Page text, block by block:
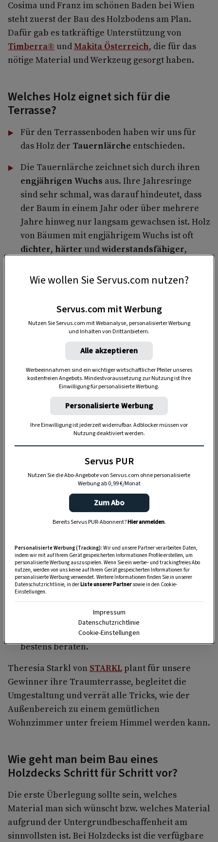
Cosima und Franz im schönen Baden bei Wien
steht zuerst der Bau des Holzbodens am Plan.
Dafür gab es tatkräftige Unterstützung von
Timberra® undMakita Österreich, die für das
nötige Material und Werkzeug gesorgt haben.
Welches Holz eignet sich für die
Terrasse?
Für den Terrassenboden haben wir uns für
das Holz der Tauernlärche entschieden.
Die Tauernlärche zeichnet sich durch ihren
engjährigen Wuchs aus. Ihre Jahresringe
sind sehr schmal, was darauf hindeutet, dass
der Baum in einem Jahr oder über mehrere
Jahre hinweg nur langsam gewachsen ist. Holz
von Bäumen mit engjährigem Wuchs ist oft
dichter, härter undwiderstandsfähiger,
Außenbereich eignet.
Tauernlärche ist eine gute Wahl: Das heimische Holz ist
besonders robust.
Schlaue Korkoberfläche
So wie die Rinde einen Baum während seines
Wachstums schützt, so bietet auch eine
Korkoberfläche optimalen Schutz für die
Terrassendielen. Der atmungsaktive Kork
schafft dabei eine sanfte, angenehme
die Temperatur auf maximal 45 Grad hält.
Selbst an den heißesten Sommertagen bleibt
die Terrasse sobarfuß begehbar.
Zudem ist die Oberfläche
dauerhaft UV-beständig, was sie perfekt für
den Außenbereich macht. Wer also einen
Balkon auf der Sonnenseite hat, ist damit
bestens beraten.
Theresia Starkl von STARKL plant für unsere
Gewinner ihre Traumterrasse, begleitet die
Umgestaltung und verrät alle Tricks, wie der
Außenbereich zu einem gemütlichen
Wohnzimmer unter freiem Himmel werden kann.
Wie geht man beim Bau eines
Holzdecks Schritt für Schritt vor?
Die erste Überlegung sollte sein, welches
Material man sich wünscht bzw. welches Material
aufgrund der Untergrundbeschaffenheit am
sinnvollsten ist. Bei Holzdecks ist die verfügbare
Wie wollen Sie Servus.com nutzen?
Servus.com mit Werbung
Nutzen Sie Servus.com mit Webanalyse, personalisierter Werbung
und Inhalten von Drittanbietern.
Alle akzeptieren
Werbeeinnahmen sind ein wichtiger wirtschaftlicher Pfeiler unseres
kostenfreien Angebots. Mindestvoraussetzung zur Nutzung ist Ihre
Einwilligung für personalisierte Werbung.
Personalisierte Werbung
Ihre Einwilligung ist jederzeit widerrufbar. Adblocker müssen vor
Nutzung deaktiviert werden.
Servus PUR
Nutzen Sie die Abo-Angebote von Servus.com ohne personalisierte
Werbung ab 0,99 €/Monat
Zum Abo
Bereits Servus PUR-Abonnent?Hier anmelden.
Personalisierte Werbung (Tracking): Wir und unsere Partner verarbeiten Daten,
indem wir mit auf Ihrem Gerät gespeicherten Informationen Profile erstellen, um
personalisierte Werbung auszuspielen. Wenn Sie ein werbe– und trackingfreies Abo
nutzen, werden von uns keine auf Ihrem Gerät gespeicherten Informationen für
personalisierte Werbung verwendet. Weitere Informationen finden Sie in unserer
Datenschutzrichtlinie, in derListe unserer Partnersowie in den Cookie-
Einstellungen.
Impressum
Datenschutzrichtlinie
Cookie-Einstellungen